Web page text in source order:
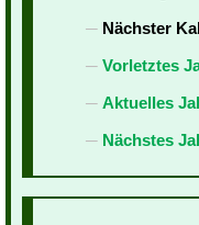
Nächster
Vorletztes
Aktuelles
Nächstes